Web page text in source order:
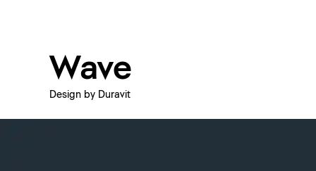
Wave
Design by Duravit